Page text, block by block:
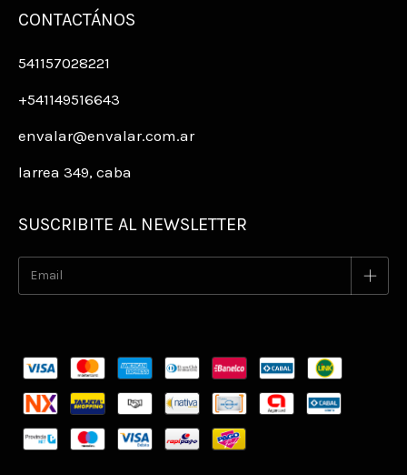
CONTACTÁNOS
541157028221
+541149516643
envalar@envalar.com.ar
larrea 349, caba
SUSCRIBITE AL NEWSLETTER